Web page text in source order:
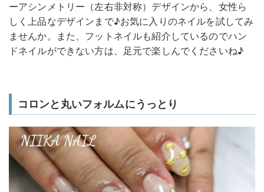
ーアシンメトリー（左右非対称）デザインから、女性ら
しく上品なデザインまで♪お気に入りのネイルを試してみ
ませんか。また、フットネイルも紹介しているのでハン
ドネイルができない方は、足元で楽しんでくださいね♪
コロンと丸いフォルムにうっとり